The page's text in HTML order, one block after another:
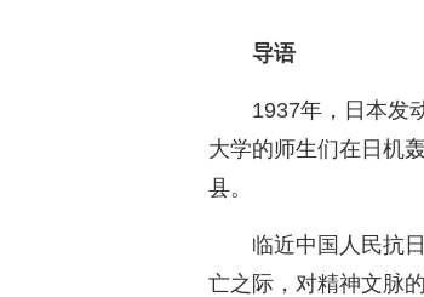
导语
1937年，日本发
大学的师生们在日机
县。
临近中国人民抗
亡之际，对精神文脉